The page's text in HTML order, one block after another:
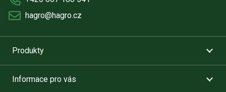
hagro@hagro.cz
Produkty
Informace pro vás